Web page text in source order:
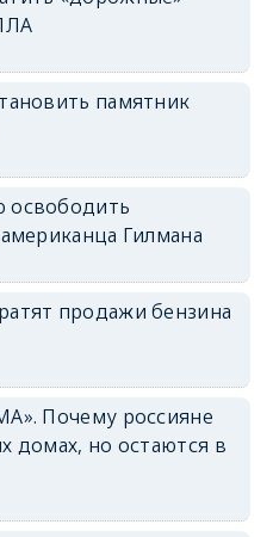
памятник
освободить
Гилмана
продажи бензина
Почему россияне
домах, но остаются в